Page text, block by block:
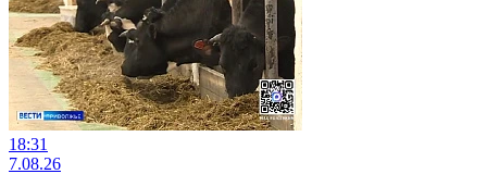
18:31
7.08.26